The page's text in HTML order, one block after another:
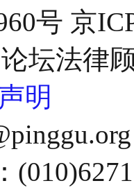
号 京
论坛法律
明